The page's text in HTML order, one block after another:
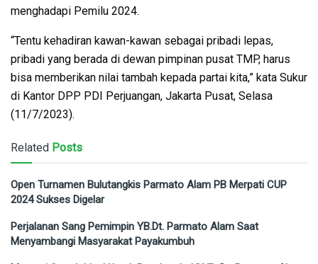
menghadapi Pemilu 2024.
“Tentu kehadiran kawan-kawan sebagai pribadi lepas,
pribadi yang berada di dewan pimpinan pusat TMP, harus
bisa memberikan nilai tambah kepada partai kita,” kata Sukur
di Kantor DPP PDI Perjuangan, Jakarta Pusat, Selasa
(11/7/2023).
Related Posts
Open Turnamen Bulutangkis Parmato Alam PB Merpati CUP
2024 Sukses Digelar
Perjalanan Sang Pemimpin YB.Dt. Parmato Alam Saat
Menyambangi Masyarakat Payakumbuh